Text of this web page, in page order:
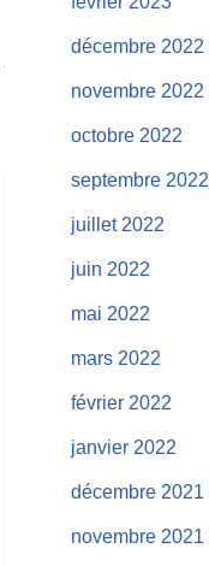
décembre 2022
novembre 2022
octobre 2022
septembre 2022
juillet 2022
juin 2022
mai 2022
mars 2022
février 2022
janvier 2022
décembre 2021
novembre 2021